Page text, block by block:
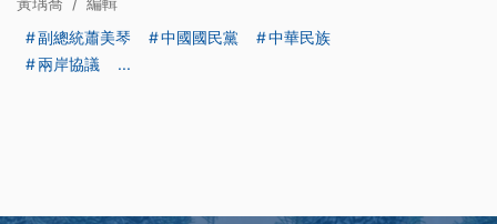
副總統蕭美琴
中國國民黨
中華民族
兩岸協議
...